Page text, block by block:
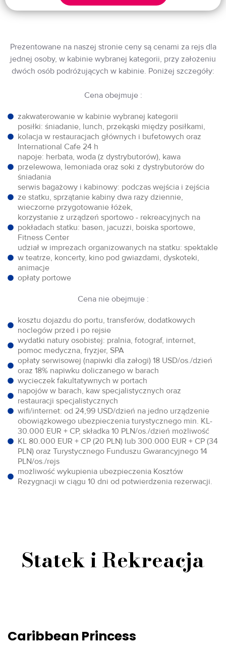
Prezentowane na naszej stronie ceny są cenami za rejs dla
jednej osoby, w kabinie wybranej kategorii, przy założeniu
dwóch osób podróżujących w kabinie. Poniżej szczegóły:
Cena obejmuje :
zakwaterowanie w kabinie wybranej kategorii
posiłki: śniadanie, lunch, przekąski między posiłkami,
kolacja w restauracjach głównych i bufetowych oraz
International Cafe 24 h
napoje: herbata, woda (z dystrybutorów), kawa
przelewowa, lemoniada oraz soki z dystrybutorów do
śniadania
serwis bagażowy i kabinowy: podczas wejścia i zejścia
ze statku, sprzątanie kabiny dwa razy dziennie,
wieczorne przygotowanie łóżek,
korzystanie z urządzeń sportowo - rekreacyjnych na
pokładach statku: basen, jacuzzi, boiska sportowe,
Fitness Center
udział w imprezach organizowanych na statku: spektakle
w teatrze, koncerty, kino pod gwiazdami, dyskoteki,
animacje
opłaty portowe
Cena nie obejmuje :
kosztu dojazdu do portu, transferów, dodatkowych
noclegów przed i po rejsie
wydatki natury osobistej: pralnia, fotograf, internet,
pomoc medyczna, fryzjer, SPA
opłaty serwisowej (napiwki dla załogi) 18 USD/os./dzień
oraz 18% napiwku doliczanego w barach
wycieczek fakultatywnych w portach
napojów w barach, kaw specjalistycznych oraz
restauracji specjalistycznych
wifi/internet: od 24,99 USD/dzień na jedno urządzenie
obowiązkowego ubezpieczenia turystycznego min. KL-
30.000 EUR + CP, składka 10 PLN/os./dzień możliwość
KL 80.000 EUR + CP (20 PLN) lub 300.000 EUR + CP (34
PLN) oraz Turystycznego Funduszu Gwarancyjnego 14
PLN/os./rejs
możliwość wykupienia ubezpieczenia Kosztów
Rezygnacji w ciągu 10 dni od potwierdzenia rezerwacji.
Statek i Rekreacja
Caribbean Princess